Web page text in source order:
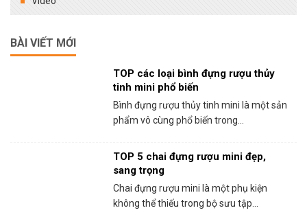
BÀI VIẾT MỚI
TOP các loại bình đựng rượu thủy
tinh mini phổ biến
Bình đựng rượu thủy tinh mini là một sản
phẩm vô cùng phổ biến trong...
TOP 5 chai đựng rượu mini đẹp,
sang trọng
Chai đựng rượu mini là một phụ kiện
không thể thiếu trong bộ sưu tập...